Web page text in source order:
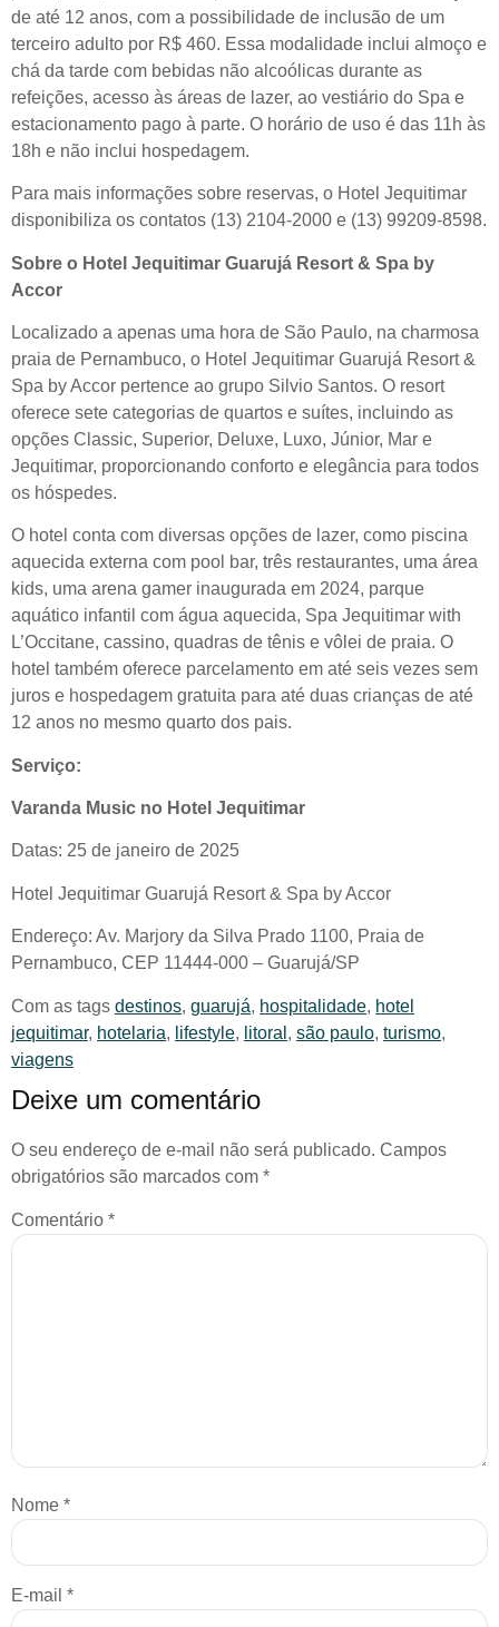
de até 12 anos, com a possibilidade de inclusão de um
terceiro adulto por R$ 460. Essa modalidade inclui almoço e
chá da tarde com bebidas não alcoólicas durante as
refeições, acesso às áreas de lazer, ao vestiário do Spa e
estacionamento pago à parte. O horário de uso é das 11h às
18h e não inclui hospedagem.
Para mais informações sobre reservas, o Hotel Jequitimar
disponibiliza os contatos (13) 2104-2000 e (13) 99209-8598.
Sobre o Hotel Jequitimar Guarujá Resort & Spa by
Accor
Localizado a apenas uma hora de São Paulo, na charmosa
praia de Pernambuco, o Hotel Jequitimar Guarujá Resort &
Spa by Accor pertence ao grupo Silvio Santos. O resort
oferece sete categorias de quartos e suítes, incluindo as
opções Classic, Superior, Deluxe, Luxo, Júnior, Mar e
Jequitimar, proporcionando conforto e elegância para todos
os hóspedes.
O hotel conta com diversas opções de lazer, como piscina
aquecida externa com pool bar, três restaurantes, uma área
kids, uma arena gamer inaugurada em 2024, parque
aquático infantil com água aquecida, Spa Jequitimar with
L’Occitane, cassino, quadras de tênis e vôlei de praia. O
hotel também oferece parcelamento em até seis vezes sem
juros e hospedagem gratuita para até duas crianças de até
12 anos no mesmo quarto dos pais.
Serviço:
Varanda Music no Hotel Jequitimar
Datas: 25 de janeiro de 2025
Hotel Jequitimar Guarujá Resort & Spa by Accor
Endereço: Av. Marjory da Silva Prado 1100, Praia de
Pernambuco, CEP 11444-000 – Guarujá/SP
Com as tags destinos, guarujá, hospitalidade, hotel
jequitimar, hotelaria, lifestyle, litoral , são paulo, turismo,
viagens
Deixe um comentário
O seu endereço de e-mail não será publicado. Campos
obrigatórios são marcados com *
Comentário *
Nome *
E-mail *